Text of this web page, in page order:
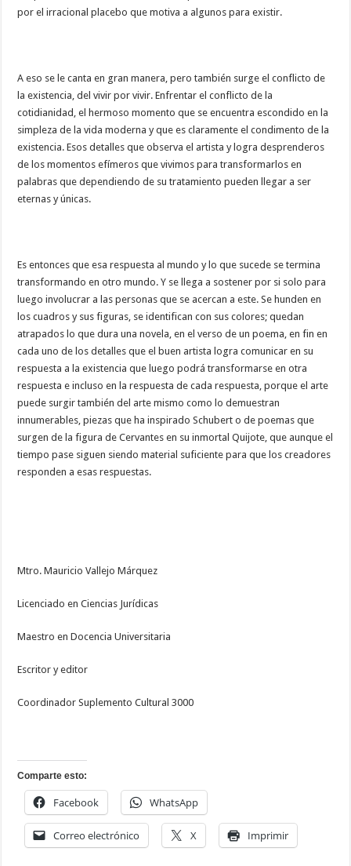
por el irracional placebo que motiva a algunos para existir.
A eso se le canta en gran manera, pero también surge el conflicto de
la existencia, del vivir por vivir. Enfrentar el conflicto de la
cotidianidad, el hermoso momento que se encuentra escondido en la
simpleza de la vida moderna y que es claramente el condimento de la
existencia. Esos detalles que observa el artista y logra desprenderos
de los momentos efímeros que vivimos para transformarlos en
palabras que dependiendo de su tratamiento pueden llegar a ser
eternas y únicas.
Es entonces que esa respuesta al mundo y lo que sucede se termina
transformando en otro mundo. Y se llega a sostener por si solo para
luego involucrar a las personas que se acercan a este. Se hunden en
los cuadros y sus figuras, se identifican con sus colores; quedan
atrapados lo que dura una novela, en el verso de un poema, en fin en
cada uno de los detalles que el buen artista logra comunicar en su
respuesta a la existencia que luego podrá transformarse en otra
respuesta e incluso en la respuesta de cada respuesta, porque el arte
puede surgir también del arte mismo como lo demuestran
innumerables, piezas que ha inspirado Schubert o de poemas que
surgen de la figura de Cervantes en su inmortal Quijote, que aunque el
tiempo pase siguen siendo material suficiente para que los creadores
responden a esas respuestas.
Mtro. Mauricio Vallejo Márquez
Licenciado en Ciencias Jurídicas
Maestro en Docencia Universitaria
Escritor y editor
Coordinador Suplemento Cultural 3000
Comparte esto:
Facebook WhatsApp
Correo electrónico X Imprimir